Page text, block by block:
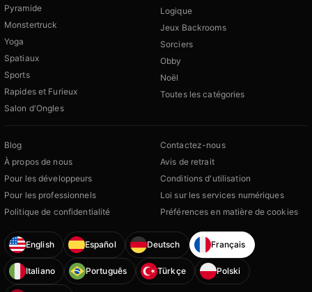
Pyramide
Monstertruck
Yoga
Spatiaux
Sports
Rapides et Furieux
Salon d'Ongles
Logique
Jeux Backrooms
Sorciers
Obby
Noël
Toutes les catégories
Blog
À propos de nous
Pour les développeurs
Pour les professionnels
Politique de confidentialité
Contactez-nous
Avis de retrait
Conditions d'utilisation
Loi sur les services numériques
Préférences en matière de cookies
English Español Deutsch Français
Italiano Português Türkçe Polski